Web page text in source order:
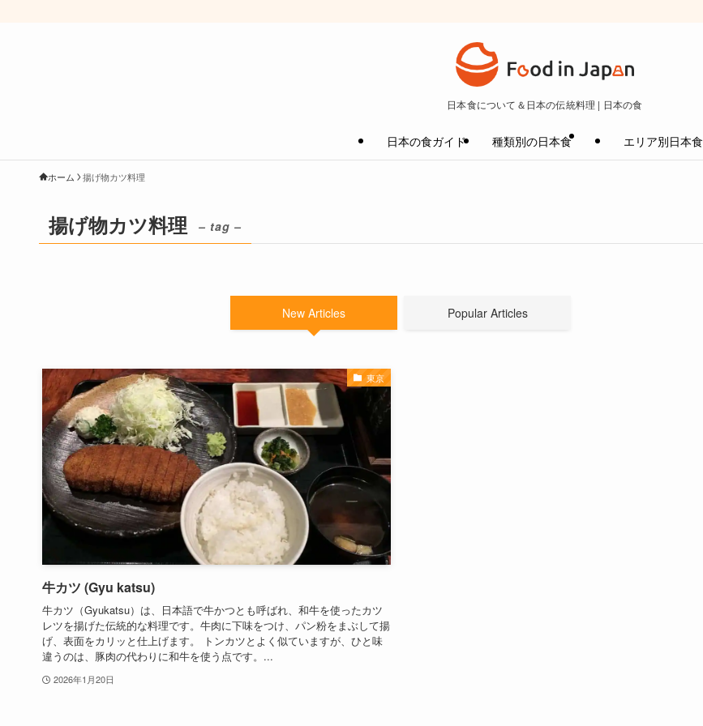
日本食について＆日本の伝統料理 | 日本の食
日本の食ガイド 種類別の日本食 エリア別日本食
ホーム 揚げ物カツ料理
揚げ物カツ料理 – tag –
New Articles Popular Articles
東京
牛カツ (Gyu katsu)
牛カツ（Gyukatsu）は、日本語で牛かつとも呼ばれ、和牛を使ったカツ
レツを揚げた伝統的な料理です。牛肉に下味をつけ、パン粉をまぶして揚
げ、表面をカリッと仕上げます。 トンカツとよく似ていますが、ひと味
違うのは、豚肉の代わりに和牛を使う点です。...
2026年1月20日